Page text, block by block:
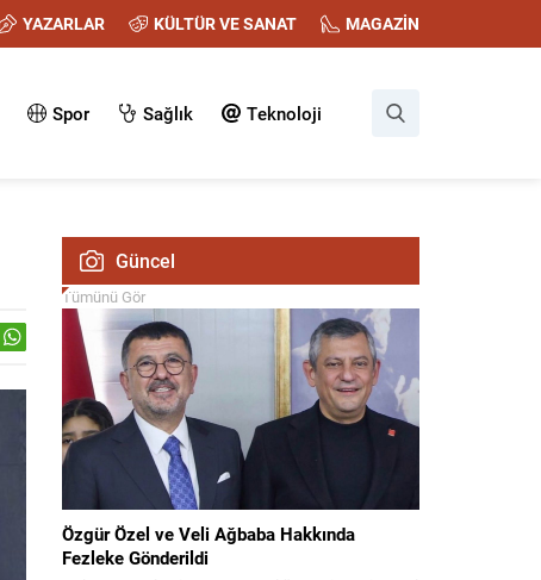
YAZARLAR KÜLTÜR VE SANAT MAGAZİN
Spor Sağlık Teknoloji
Güncel
Tümünü Gör
Özgür Özel ve Veli Ağbaba Hakkında
Fezleke Gönderildi